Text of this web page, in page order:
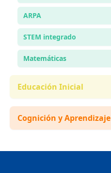
ARPA
STEM integrado
Matemáticas
Educación Inicial
Cognición y Aprendizaje